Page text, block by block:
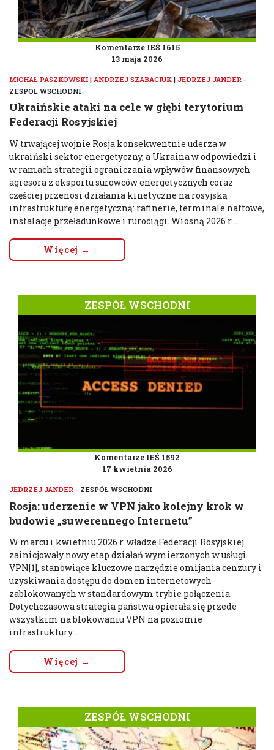
Komentarze IEŚ 1615
13 maja 2026
MICHAŁ PASZKOWSKI | ANDRZEJ SZABACIUK | JĘDRZEJ JANDER -
ZESPÓŁ WSCHODNI
Ukraińskie ataki na cele w głębi terytorium
Federacji Rosyjskiej
W trwającej wojnie Rosja konsekwentnie uderza w
ukraiński sektor energetyczny, a Ukraina w odpowiedzi i
w ramach strategii ograniczania wpływów finansowych
agresora z eksportu surowców energetycznych coraz
częściej przenosi działania kinetyczne na rosyjską
infrastrukturę energetyczną: rafinerie, terminale naftowe,
instalacje przeładunkowe i rurociągi. Wiosną 2026 r....
Więcej →
ZESPÓŁ WSCHODNI
Komentarze IEŚ 1592
17 kwietnia 2026
JĘDRZEJ JANDER - ZESPÓŁ WSCHODNI
Rosja: uderzenie w VPN jako kolejny krok w
budowie „suwerennego Internetu”
W marcu i kwietniu 2026 r. władze Federacji Rosyjskiej
zainicjowały nowy etap działań wymierzonych w usługi
VPN[1], stanowiące kluczowe narzędzie omijania cenzury i
uzyskiwania dostępu do domen internetowych
zablokowanych w standardowym trybie połączenia.
Dotychczasowa strategia państwa opierała się przede
wszystkim na blokowaniu VPN na poziomie
infrastruktury...
Więcej →
ZESPÓŁ WSCHODNI